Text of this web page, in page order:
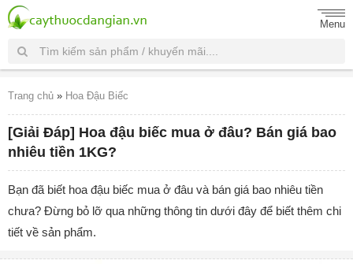
Menu
Trang chủ » Hoa Đậu Biếc
[Giải Đáp] Hoa đậu biếc mua ở đâu? Bán giá bao
nhiêu tiền 1KG?
Bạn đã biết hoa đậu biếc mua ở đâu và bán giá bao nhiêu tiền
chưa? Đừng bỏ lỡ qua những thông tin dưới đây để biết thêm chi
tiết về sản phẩm.